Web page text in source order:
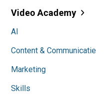
Video Academy
AI
Content & Communicatie
Marketing
Skills